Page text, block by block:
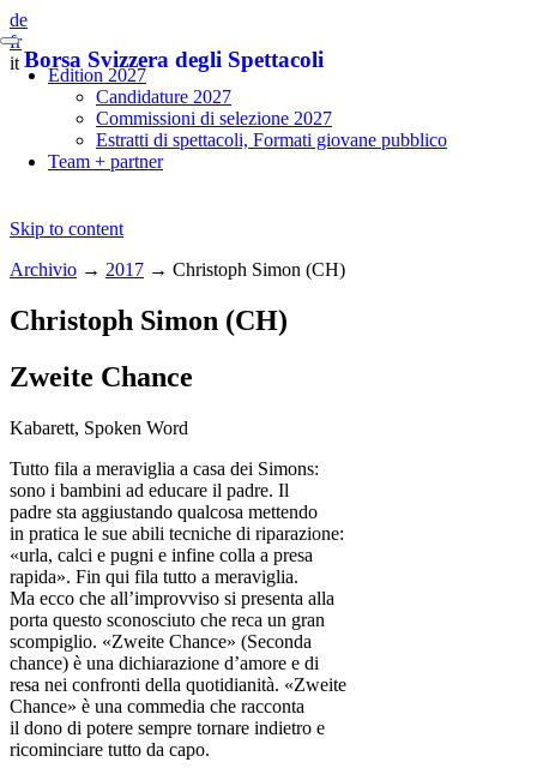
de
fr
it Borsa Svizzera degli Spettacoli
Skip to content
Edition 2027
Candidature 2027
Commissioni di selezione 2027
Estratti di spettacoli, Formati giovane pubblico
Team + partner
Archivio → 2017 → Christoph Simon (CH)
Christoph Simon (CH)
Zweite Chance
Kabarett, Spoken Word
Tutto fila a meraviglia a casa dei Simons:
sono i bambini ad educare il padre. Il
padre sta aggiustando qualcosa mettendo
in pratica le sue abili tecniche di riparazione:
«urla, calci e pugni e infine colla a presa
rapida». Fin qui fila tutto a meraviglia.
Ma ecco che all’improvviso si presenta alla
porta questo sconosciuto che reca un gran
scompiglio. «Zweite Chance» (Seconda
chance) è una dichiarazione d’amore e di
resa nei confronti della quotidianità. «Zweite
Chance» è una commedia che racconta
il dono di potere sempre tornare indietro e
ricominciare tutto da capo.